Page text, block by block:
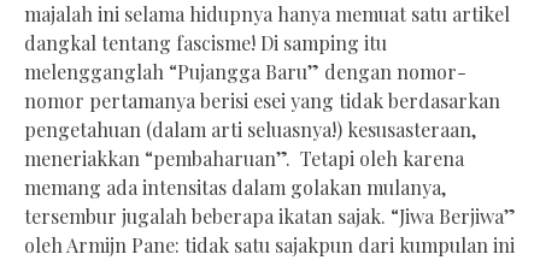
majalah ini selama hidupnya hanya memuat satu artikel
dangkal tentang fascisme! Di samping itu
melengganglah “Pujangga Baru” dengan nomor-
nomor pertamanya berisi esei yang tidak berdasarkan
pengetahuan (dalam arti seluasnya!) kesusasteraan,
meneriakkan “pembaharuan”. Tetapi oleh karena
memang ada intensitas dalam golakan mulanya,
tersembur jugalah beberapa ikatan sajak. “Jiwa Berjiwa”
oleh Armijn Pane: tidak satu sajakpun dari kumpulan ini